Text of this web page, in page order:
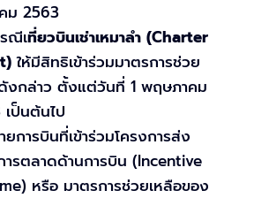
ม 2563
ณีเที่ยวบินเช่าเหมาลำ (Charter
ให้มีสิทธิเข้าร่วมมาตรการช่วย
งกล่าว ตั้งแต่วันที่ 1 พฤษภาคม
ป็นต้นไป
ยการบินที่เข้าร่วมโครงการส่ง
ารตลาดด้านการบิน (Incentive
หรือ มาตรการช่วยเหลือของ